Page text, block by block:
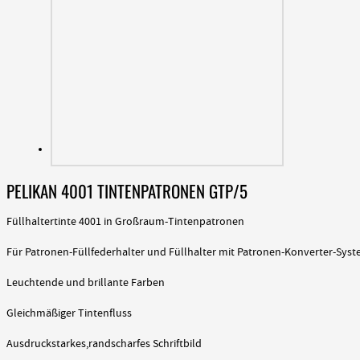
PELIKAN 4001 TINTENPATRONEN GTP/5
Füllhaltertinte 4001 in Großraum-Tintenpatronen
Für Patronen-Füllfederhalter und Füllhalter mit Patronen-Konverter-
Leuchtende und brillante Farben
Gleichmäßiger Tintenfluss
Ausdruckstarkes,randscharfes Schriftbild